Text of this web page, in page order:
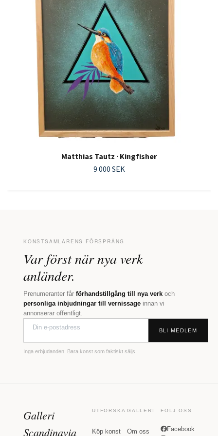
Matthias Tautz · Kingfisher
9 000 SEK
KONSTSAMLARENS FÖRSPRÅNG
Var först när nya verk
anländer.
Prenumeranter får förhandstillgång till nya verk och
personliga inbjudningar till vernissage innan vi
annonserar offentligt.
BLI MEDLEM
Inga erbjudanden. Bara konst som faktiskt säljs.
Galleri
Scandinavia
UTFORSKA
Köp konst
GALLERI
Om oss
FÖLJ OSS
Facebook